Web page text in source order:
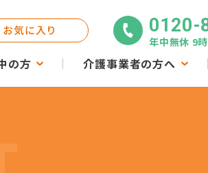
の方 介護事業者の方へ
お気に入り 0120-
年中無休 9